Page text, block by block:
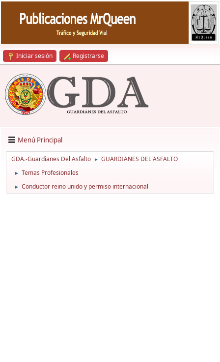
Iniciar sesión Registrarse
Menú Principal
GDA.-Guardianes Del Asfalto ► GUARDIANES DEL ASFALTO
► Temas Profesionales
► Conductor reino unido y permiso internacional